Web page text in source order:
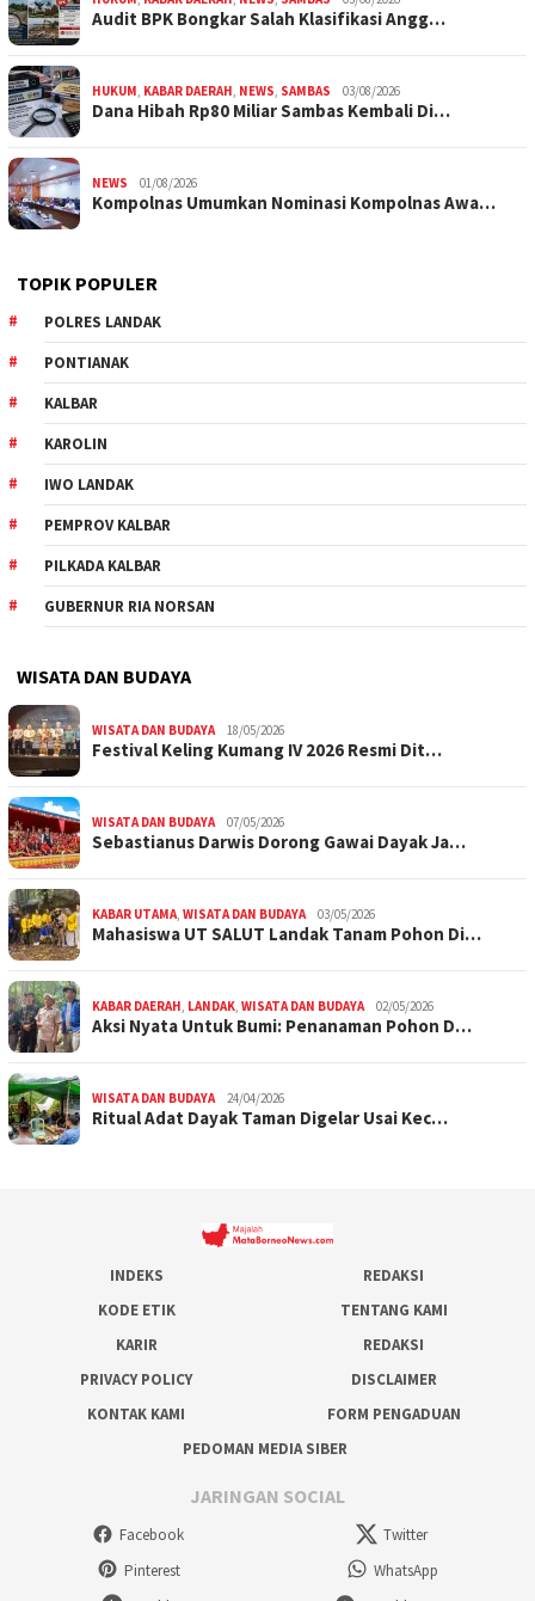
Audit BPK Bongkar Salah Klasifikasi Angg…
HUKUM, KABAR DAERAH, NEWS, SAMBAS 03/08/2026
Dana Hibah Rp80 Miliar Sambas Kembali Di…
NEWS 01/08/2026
Kompolnas Umumkan Nominasi Kompolnas Awa…
TOPIK POPULER
POLRES LANDAK
PONTIANAK
KALBAR
KAROLIN
IWO LANDAK
PEMPROV KALBAR
PILKADA KALBAR
GUBERNUR RIA NORSAN
WISATA DAN BUDAYA
WISATA DAN BUDAYA 18/05/2026
Festival Keling Kumang IV 2026 Resmi Dit…
WISATA DAN BUDAYA 07/05/2026
Sebastianus Darwis Dorong Gawai Dayak Ja…
KABAR UTAMA, WISATA DAN BUDAYA 03/05/2026
Mahasiswa UT SALUT Landak Tanam Pohon Di…
KABAR DAERAH, LANDAK, WISATA DAN BUDAYA 02/05/2026
Aksi Nyata Untuk Bumi: Penanaman Pohon D…
WISATA DAN BUDAYA 24/04/2026
Ritual Adat Dayak Taman Digelar Usai Kec…
INDEKS
REDAKSI
KODE ETIK
TENTANG KAMI
KARIR
REDAKSI
PRIVACY POLICY
DISCLAIMER
KONTAK KAMI
FORM PENGADUAN
PEDOMAN MEDIA SIBER
JARINGAN SOCIAL
Facebook
Twitter
Pinterest
WhatsApp